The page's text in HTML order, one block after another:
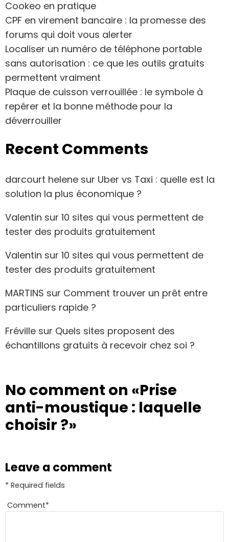
Cookeo en pratique
CPF en virement bancaire : la promesse des
forums qui doit vous alerter
Localiser un numéro de téléphone portable
sans autorisation : ce que les outils gratuits
permettent vraiment
Plaque de cuisson verrouillée : le symbole à
repérer et la bonne méthode pour la
déverrouiller
Recent Comments
darcourt helene sur Uber vs Taxi : quelle est la
solution la plus économique ?
Valentin sur 10 sites qui vous permettent de
tester des produits gratuitement
Valentin sur 10 sites qui vous permettent de
tester des produits gratuitement
MARTINS sur Comment trouver un prêt entre
particuliers rapide ?
Fréville sur Quels sites proposent des
échantillons gratuits à recevoir chez soi ?
No comment on «Prise
anti-moustique : laquelle
choisir ?»
Leave a comment
* Required fields
Comment*